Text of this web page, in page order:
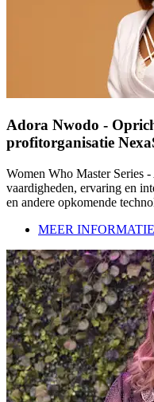
Adora Nwodo -
profitorganisatie
Women Who Master Series
vaardigheden, ervaring en
en andere opkomende
MEER INFORMATIE